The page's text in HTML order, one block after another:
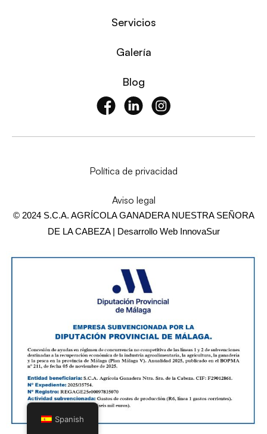
Servicios
Galería
Blog
© 2024 S.C.A. AGRÍCOLA GANADERA NUESTRA SEÑORA
DE LA CABEZA | Desarrollo Web InnovaSur
Política de privacidad
Aviso legal
Spanish